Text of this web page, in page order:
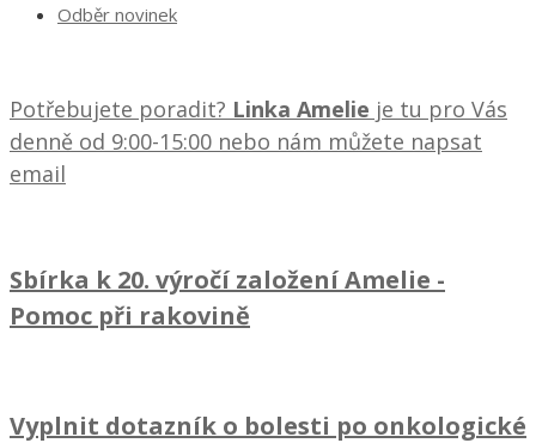
Odběr novinek
Potřebujete poradit? Linka Amelie je tu pro Vás
denně od 9:00-15:00 nebo nám můžete napsat
email
Sbírka k 20. výročí založení Amelie -
Pomoc při rakovině
Vyplnit dotazník o bolesti po onkologické